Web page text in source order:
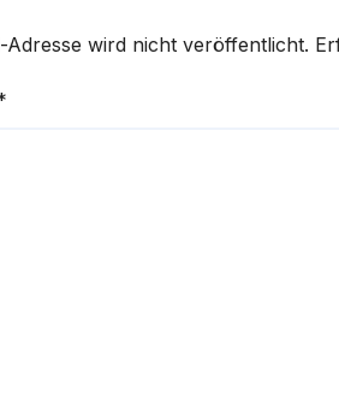
Adresse wird nicht veröffentlicht.